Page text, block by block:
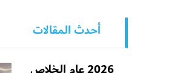
أحدث المقالات